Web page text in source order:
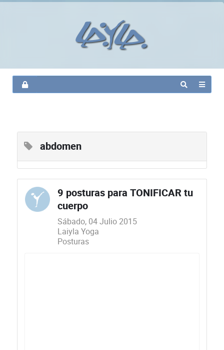
abdomen
9 posturas para TONIFICAR tu
cuerpo
Sábado, 04 Julio 2015
Laiyla Yoga
Posturas